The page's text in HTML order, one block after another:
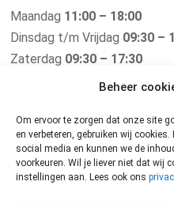
Beheer
Om ervoor te zorgen dat onze site
en verbeteren, gebruiken wij
social media en kunnen we de
voorkeuren. Wil je liever niet dat wij
instellingen aan. Lees ook ons
Maandag 11:00 – 18:00
Dinsdag t/m Vrijdag 09:30 –
Zaterdag 09:30 – 17:30
Gesloten
Van der Pigge is
zusterbedrijf De